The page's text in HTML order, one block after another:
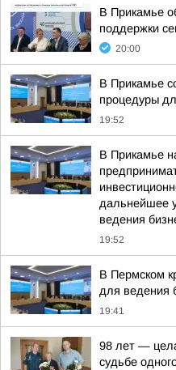
В Прикамье
поддержки
20:00
В Прикамье
процедуры
19:52
В Прикамье
дальнейшее
ведения
19:52
В Пермском
для ведения
19:41
98 лет —
судьбе